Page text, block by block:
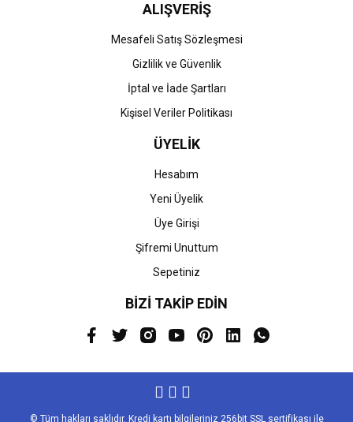
ALIŞVERİŞ
Mesafeli Satış Sözleşmesi
Gizlilik ve Güvenlik
İptal ve İade Şartları
Kişisel Veriler Politikası
ÜYELİK
Hesabım
Yeni Üyelik
Üye Girişi
Şifremi Unuttum
Sepetiniz
BİZİ TAKİP EDİN
© Tüm hakları saklıdır. Kredi kartı bilgileriniz 256bit SSL sertifikası ile